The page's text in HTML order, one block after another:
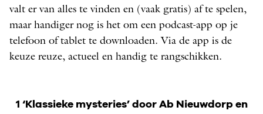
valt er van alles te vinden en (vaak gratis) af te spelen,
maar handiger nog is het om een podcast-app op je
telefoon of tablet te downloaden. Via de app is de
keuze reuze, actueel en handig te rangschikken.
1 ‘Klassieke mysteries’ door Ab Nieuwdorp en